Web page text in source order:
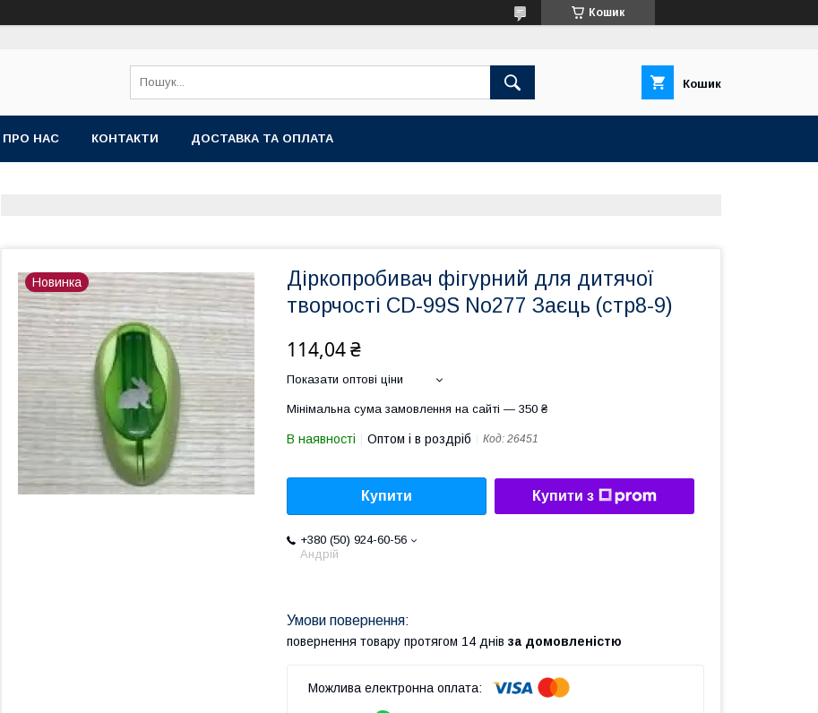
Кошик
Кошик
ПРО НАС КОНТАКТИ ДОСТАВКА ТА ОПЛАТА
Новинка
Діркопробивач фігурний для дитячої
творчості CD-99S No277 Заєць (cтр8-9)
114,04 ₴
Показати оптові ціни
Мінімальна сума замовлення на сайті — 350 ₴
В наявності Оптом і в роздріб Код: 26451
Купити Купити з
+380 (50) 924-60-56
Андрій
повернення товару протягом 14 днів за домовленістю